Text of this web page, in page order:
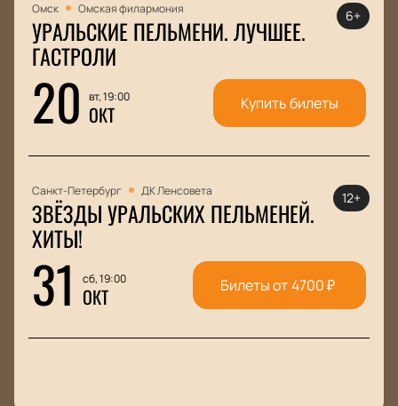
Омск Омская филармония
УРАЛЬСКИЕ ПЕЛЬМЕНИ. ЛУЧШЕЕ.
ГАСТРОЛИ
20 вт, 19:00
ОКТ
6+
Купить билеты
Санкт-Петербург ДК Ленсовета
ЗВЁЗДЫ УРАЛЬСКИХ ПЕЛЬМЕНЕЙ.
ХИТЫ!
31 сб, 19:00
ОКТ
12+
Билеты от4700₽